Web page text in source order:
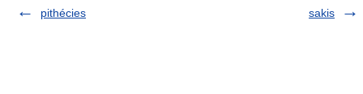
pithécies
sakis